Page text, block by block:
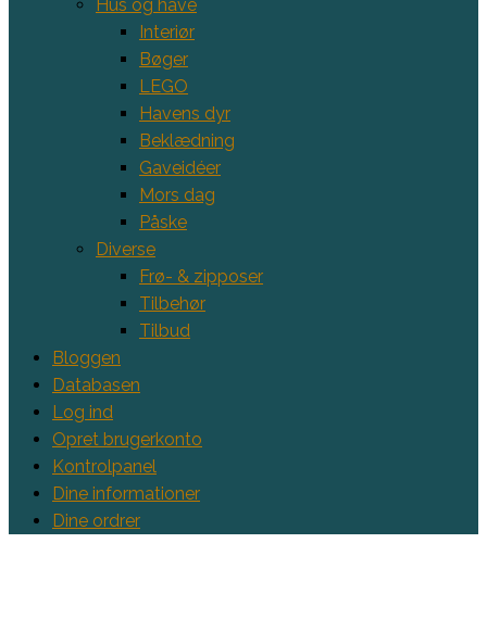
Hus og have
Interiør
Bøger
LEGO
Havens dyr
Beklædning
Gaveidéer
Mors dag
Påske
Diverse
Frø- & zipposer
Tilbehør
Tilbud
Bloggen
Databasen
Log ind
Opret brugerkonto
Kontrolpanel
Dine informationer
Dine ordrer